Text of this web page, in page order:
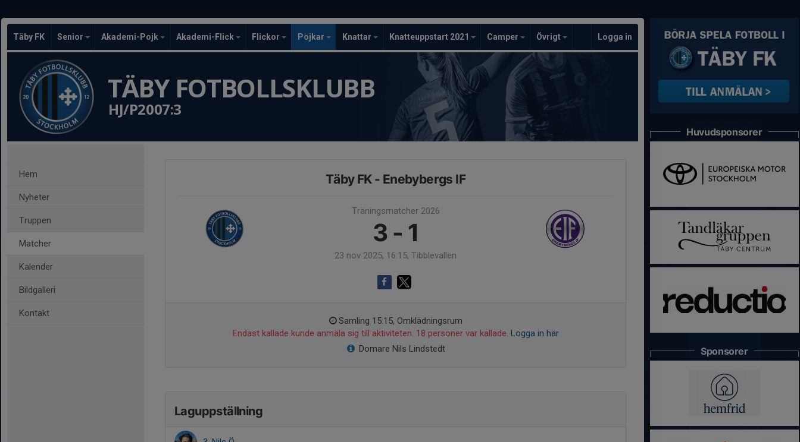
Täby FK Senior Akademi-Pojk Akademi-Flick Flickor Pojkar Knattar Knatteuppstart 2021 Camper Övrigt Logga in
TÄBY FOTBOLLSKLUBB
HJ/P2007:3
Hem
Nyheter
Truppen
Matcher
Kalender
Bildgalleri
Kontakt
Täby FK - Enebybergs IF
Träningsmatcher 2026
3 - 1
23 nov 2025, 16:15, Tibblevallen
Samling 15:15, Omklädningsrum
Endast kallade kunde anmäla sig till aktiviteten. 18 personer var kallade. Logga in här
Domare Nils Lindstedt
Laguppställning
Huvudsponsorer
Sponsorer